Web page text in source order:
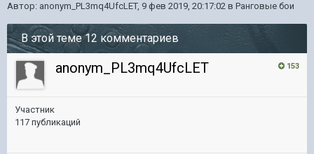
Автор: anonym_PL3mq4UfcLET, 9 фев 2019, 20:17:02 в Ранговые бои
В этой теме 12 комментариев
153
anonym_PL3mq4UfcLET
Участник
117 публикаций